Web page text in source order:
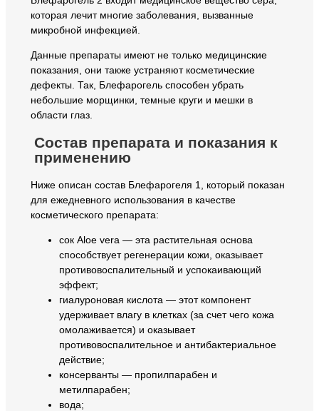
которая лечит многие заболевания, вызванные
микробной инфекцией.
Данные препараты имеют не только медицинские
показания, они также устраняют косметические
дефекты. Так, Блефарогель способен убрать
небольшие морщинки, темные круги и мешки в
области глаз.
Состав препарата и показания к
применению
Ниже описан состав Блефарогеля 1, который показан
для ежедневного использования в качестве
косметического препарата:
сок Aloe vera — эта растительная основа
способствует регенерации кожи, оказывает
противовоспалительный и успокаивающий
эффект;
гиалуроновая кислота — этот компонент
удерживает влагу в клетках (за счет чего кожа
омолаживается) и оказывает
противовоспалительное и антибактериальное
действие;
консерванты — пропилпарабен и
метилпарабен;
вода;